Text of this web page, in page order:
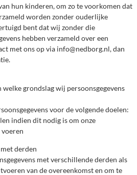
hun kinderen, om zo te voorkomen dat
worden zonder ouderlijke
bent dat wij zonder die
hebben verzameld over een
met ons op via info@nedborg.nl, dan
welke grondslag wij persoonsgegevens
voor de volgende doelen:
indien dit nodig is om onze
derden
met verschillende derden als
van de overeenkomst en om te